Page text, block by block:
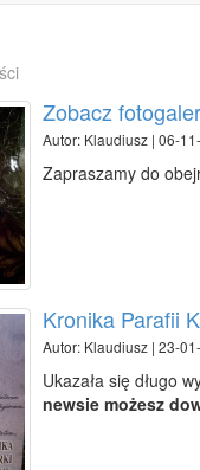
Zobacz
Autor: Klaudiusz | 06-
Zapraszamy do
Kronika Parafii
Autor: Klaudiusz | 23-
Ukazała się długo
newsie możesz